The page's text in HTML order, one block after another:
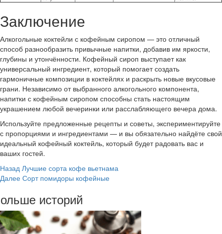
Заключение
Алкогольные коктейли с кофейным сиропом — это отличный
способ разнообразить привычные напитки, добавив им яркости,
глубины и утончённости. Кофейный сироп выступает как
универсальный ингредиент, который помогает создать
гармоничные композиции в коктейлях и раскрыть новые вкусовые
грани. Независимо от выбранного алкогольного компонента,
напитки с кофейным сиропом способны стать настоящим
украшением любой вечеринки или расслабляющего вечера дома.
Используйте предложенные рецепты и советы, экспериментируйте
с пропорциями и ингредиентами — и вы обязательно найдёте свой
идеальный кофейный коктейль, который будет радовать вас и
ваших гостей.
Post
Navigation
Назад Лучшие сорта кофе вьетнама
Далее Сорт помидоры кофейные
историй